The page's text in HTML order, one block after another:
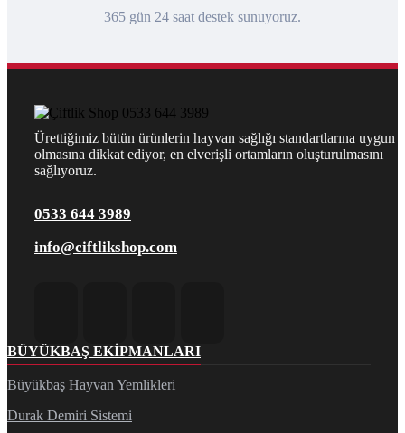
365 gün 24 saat destek sunuyoruz.
Ürettiğimiz bütün ürünlerin hayvan sağlığı standartlarına uygun
olmasına dikkat ediyor, en elverişli ortamların oluşturulmasını
sağlıyoruz.
0533 644 3989
info@ciftlikshop.com
BÜYÜKBAŞ EKIPMANLARI
Büyükbaş Hayvan Yemlikleri
Durak Demiri Sistemi